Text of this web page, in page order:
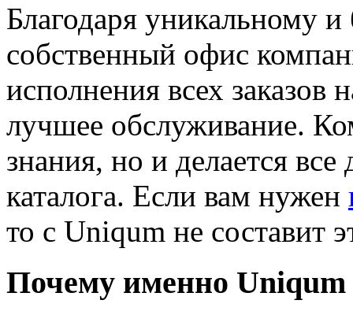
Благодаря уникальному
собственный офис
исполнения всех заказов
лучшее обслуживание.
знания, но и делается
каталога. Если вам нужен
то с Uniqum не составит
Почему именно Uniqum